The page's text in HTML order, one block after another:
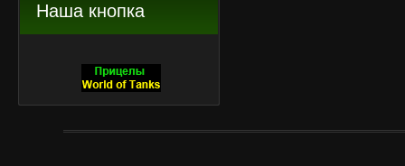
Наша кнопка